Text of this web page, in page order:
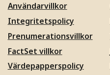
Användarvillkor
Integritetspolicy
Prenumerationsvillkor
FactSet villkor
Värdepapperspolicy